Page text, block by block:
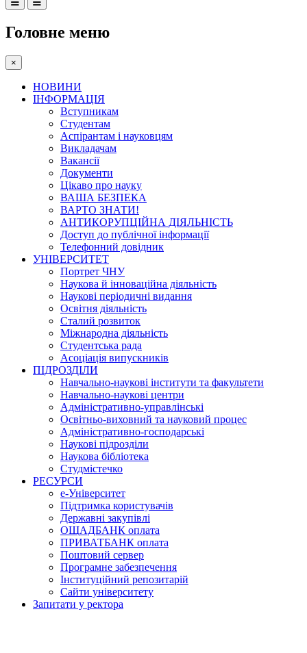
Головне меню
×
НОВИНИ
ІНФОРМАЦІЯ
Вступникам
Студентам
Аспірантам і науковцям
Викладачам
Вакансії
Документи
Цікаво про науку
ВАША БЕЗПЕКА
ВАРТО ЗНАТИ!
АНТИКОРУПЦІЙНА ДІЯЛЬНІСТЬ
Доступ до публічної інформації
Телефонний довідник
УНІВЕРСИТЕТ
Портрет ЧНУ
Наукова й інноваційна діяльність
Наукові періодичні видання
Освітня діяльність
Сталий розвиток
Міжнародна діяльність
Студентська рада
Асоціація випускників
ПІДРОЗДІЛИ
Навчально-наукові інститути та факультети
Навчально-наукові центри
Адміністративно-управлінські
Освітньо-виховний та науковий процес
Адміністративно-господарські
Наукові підрозділи
Наукова бібліотека
Студмістечко
РЕСУРСИ
е-Університет
Підтримка користувачів
Державні закупівлі
ОЩАДБАНК оплата
ПРИВАТБАНК оплата
Поштовий сервер
Програмне забезпечення
Інституційний репозитарій
Сайти університету
Запитати у ректора